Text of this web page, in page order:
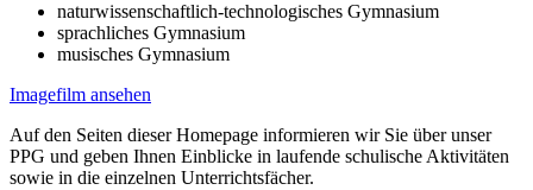
naturwissenschaftlich-technologisches Gymnasium
sprachliches Gymnasium
musisches Gymnasium
Imagefilm ansehen
Auf den Seiten dieser Homepage informieren wir Sie über unser
PPG und geben Ihnen Einblicke in laufende schulische Aktivitäten
sowie in die einzelnen Unterrichtsfächer.